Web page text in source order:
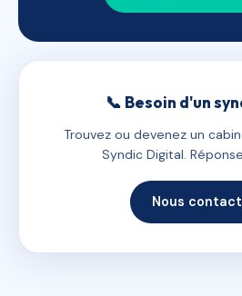
📞 Besoin d'un
Trouvez ou devenez un
Syndic Digital.
Nous